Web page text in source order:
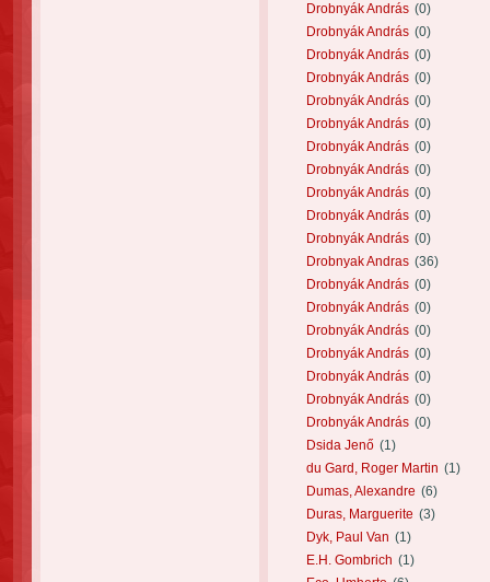
Drobnyák András (0)
Drobnyák András (0)
Drobnyák András (0)
Drobnyák András (0)
Drobnyák András (0)
Drobnyák András (0)
Drobnyák András (0)
Drobnyák András (0)
Drobnyák András (0)
Drobnyák András (0)
Drobnyák András (0)
Drobnyak Andras (36)
Drobnyák András (0)
Drobnyák András (0)
Drobnyák András (0)
Drobnyák András (0)
Drobnyák András (0)
Drobnyák András (0)
Drobnyák András (0)
Dsida Jenő (1)
du Gard, Roger Martin (1)
Dumas, Alexandre (6)
Duras, Marguerite (3)
Dyk, Paul Van (1)
E.H. Gombrich (1)